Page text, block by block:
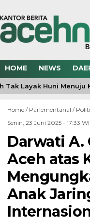
HOME NEWS
Layak Huni Menuju
Home / Parlementarial /
Senin, 23 Juni 2025 - 17:33
Darwati A.
Aceh atas
Anak